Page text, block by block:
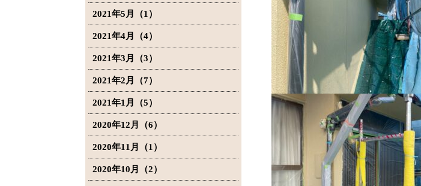
2021年5月（1）
2021年4月（4）
2021年3月（3）
2021年2月（7）
2021年1月（5）
2020年12月（6）
2020年11月（1）
2020年10月（2）